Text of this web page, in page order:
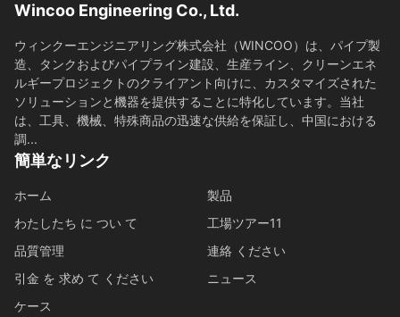
Wincoo Engineering Co., Ltd.
ウィンクーエンジニアリング株式会社（WINCOO）は、パイプ製
造、タンクおよびパイプライン建設、生産ライン、クリーンエネ
ルギープロジェクトのクライアント向けに、カスタマイズされた
ソリューションと機器を提供することに特化しています。当社
は、工具、機械、特殊商品の迅速な供給を保証し、中国における
調...
簡単なリンク
ホーム
製品
わたしたち に つい て
工場ツアー11
品質管理
連絡 ください
引金 を 求め て ください
ニュース
ケース